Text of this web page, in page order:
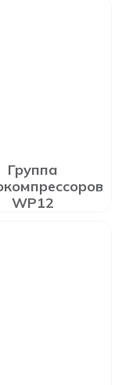
Группа
WP12